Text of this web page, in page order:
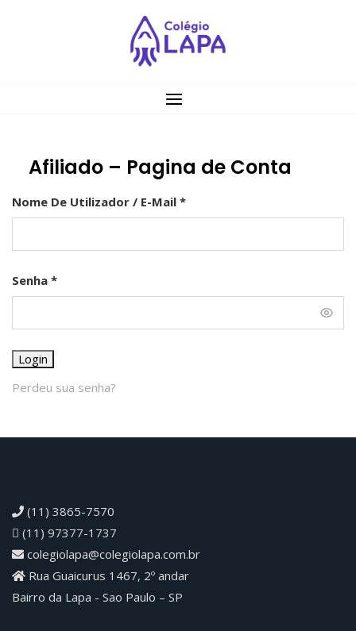
Afiliado – Pagina de Conta
Nome De Utilizador / E-Mail *
Senha *
Login
Perdeu sua senha?
(11) 3865-7570
(11) 97377-1737
colegiolapa@colegiolapa.com.br
Rua Guaicurus 1467, 2º andar
Bairro da Lapa - Sao Paulo – SP